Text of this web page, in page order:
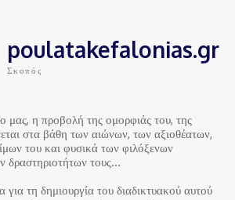
poulatakefalonias.gr
Σκοπός
μας, η προβολή της ομορφιάς του, της
στα βάθη των αιώνων, των αξιοθέατων,
του και φυσικά των φιλόξενων
δραστηριοτήτων τους…
για τη δημιουργία του διαδικτυακού αυτού